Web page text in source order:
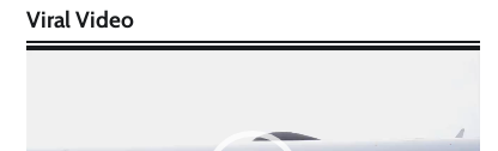
Viral Video